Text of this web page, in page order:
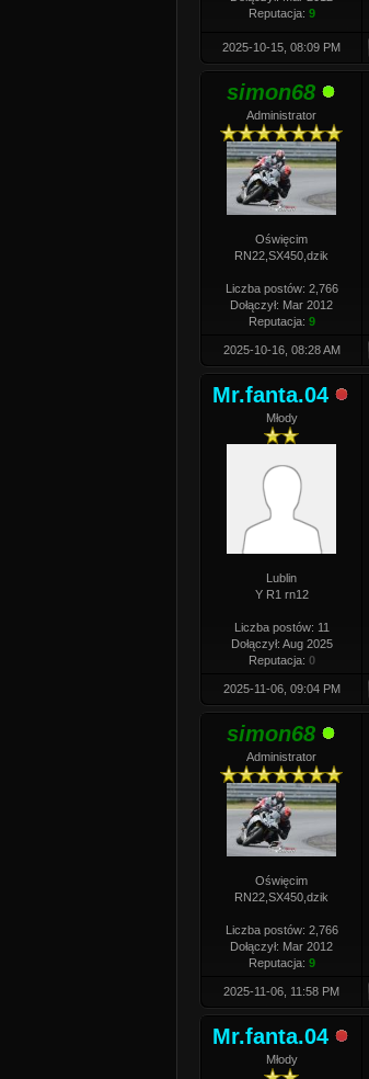
Reputacja: 9
2025-10-15, 08:09 PM
simon68
Administrator
Oświęcim
RN22,SX450,dzik
Liczba postów: 2,766
Dołączył: Mar 2012
Reputacja: 9
2025-10-16, 08:28 AM
Mr.fanta.04
Młody
Lublin
Y R1 rn12
Liczba postów: 11
Dołączył: Aug 2025
Reputacja: 0
2025-11-06, 09:04 PM
simon68
Administrator
Oświęcim
RN22,SX450,dzik
Liczba postów: 2,766
Dołączył: Mar 2012
Reputacja: 9
2025-11-06, 11:58 PM
Mr.fanta.04
Młody